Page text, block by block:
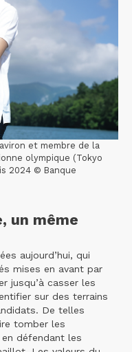
et membre de la
olympique (Tokyo
2024 © Banque
un même
aujourd’hui, qui
mises en avant par
jusqu’à casser les
sur des terrains
De telles
tomber les
défendant les